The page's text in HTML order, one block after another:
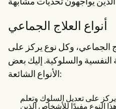
أنواع العلاج الجماعي
الجماعي، وكل نوع يركز على
والسلوكية. إليك بعض
الأنواع الشائعة:
على تعديل السلوك وتعلم
النوع مفيدًا للأشخاص الذين